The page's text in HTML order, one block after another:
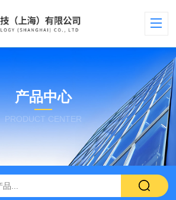
产品中心
PRODUCT CENTER